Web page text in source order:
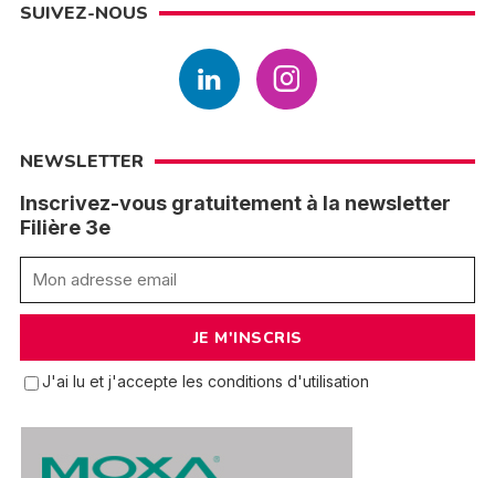
SUIVEZ-NOUS
NEWSLETTER
Inscrivez-vous gratuitement à la newsletter
Filière 3e
J'ai lu et j'accepte les conditions d'utilisation